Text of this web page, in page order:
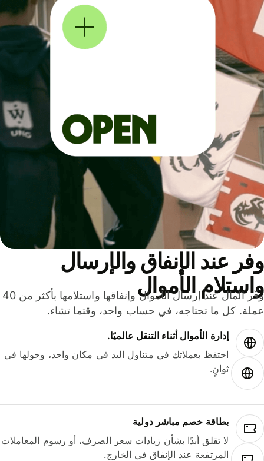
عند الإنفاق والإرسال
الأموال
وفّر المال عند إرسال الأموال وإنفاقها واستلامها بأكثر من 40
كل ما تحتاجه، في حساب واحد، وقتما تشاء.
إدارة الأموال أثناء التنقل عالميًا.
احتفظ بعملاتك في متناول اليد في مكان واحد، وحولها في
ثوانٍ.
بطاقة خصم مباشر دولية
لا تقلق أبدًا بشأن زيادات سعر الصرف، أو رسوم المعاملات
المرتفعة عند الإنفاق في الخارج.